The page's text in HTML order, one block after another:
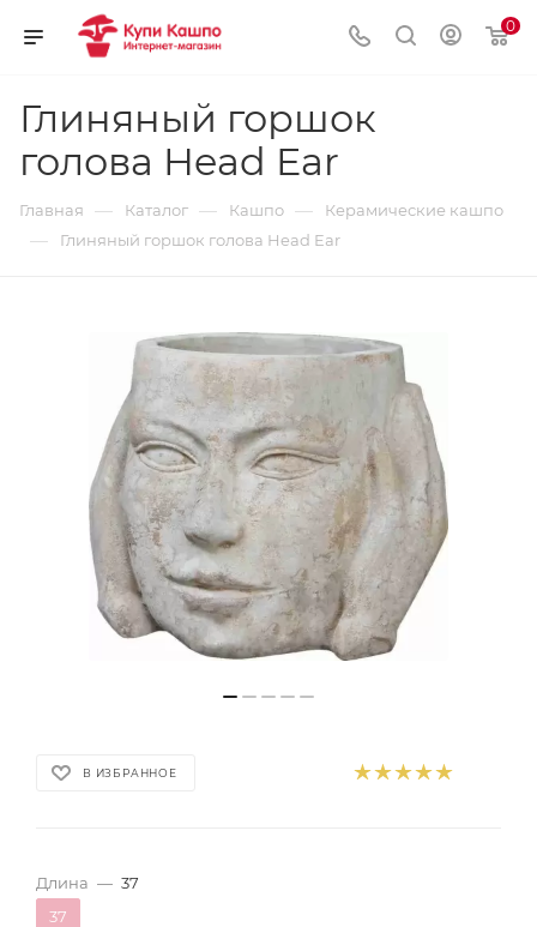
0
Глиняный горшок
голова Head Ear
Главная — Каталог — Кашпо — Керамические кашпо
— Глиняный горшок голова Head Ear
В ИЗБРАННОЕ
Длина — 37
37